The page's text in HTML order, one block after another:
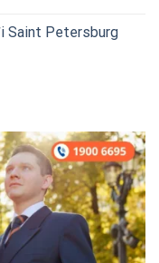
Saint Petersburg